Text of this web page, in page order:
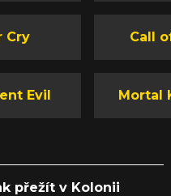
Cry Call
Evil Mortal
přežít v Kolonii